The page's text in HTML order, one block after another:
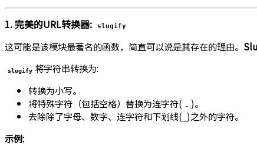
1. 完美的URL转换器: slugify
这可能是该模块最著名的函数，简直可以说是其存在的理由。
slugify 将字符串转换为:
转换为小写。
将特殊字符（包括空格）替换为连字符( - )。
去除除了字母、数字、连字符和下划线(_)之外的字符。
示例: